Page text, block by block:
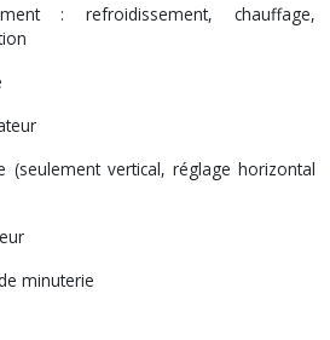
: refroidissement, chauffage,
(seulement vertical, réglage horizontal
minuterie